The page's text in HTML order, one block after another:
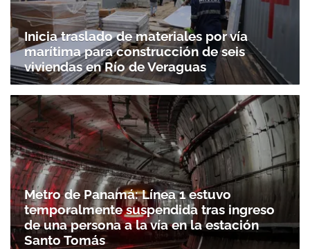
Inicia traslado de materiales por vía
marítima para construcción de seis
viviendas en Río de Veraguas
Metro de Panamá: Línea 1 estuvo
temporalmente suspendida tras ingreso
de una persona a la vía en la estación
Santo Tomás